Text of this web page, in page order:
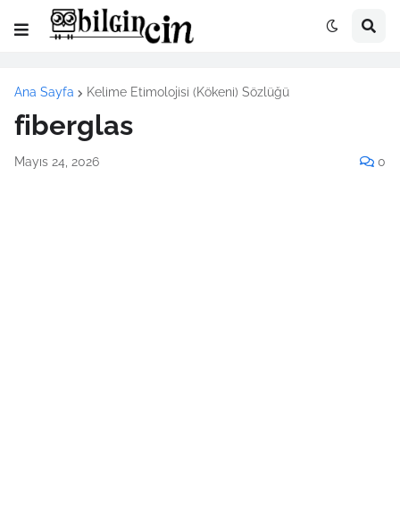
Ana Sayfa Kelime Etimolojisi (Kökeni) Sözlüğü
fiberglas
Mayıs 24, 2026 0